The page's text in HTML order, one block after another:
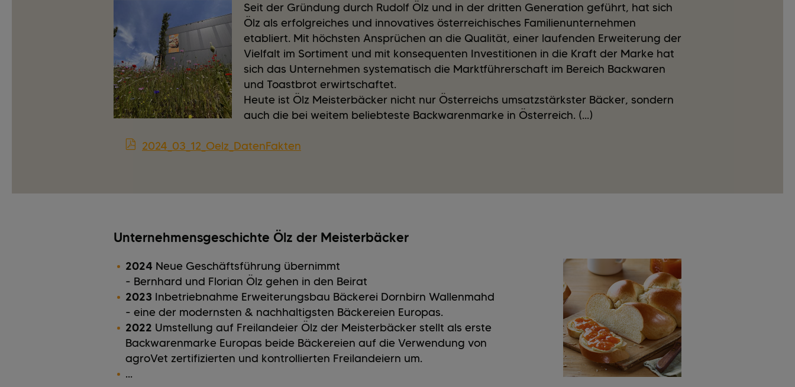
Seit der Gründung durch Rudolf Ölz und in der dritten Generation geführt, hat sich
Ölz als erfolgreiches und innovatives österreichisches Familienunternehmen
etabliert. Mit höchsten Ansprüchen an die Qualität, einer laufenden Erweiterung der
Vielfalt im Sortiment und mit konsequenten Investitionen in die Kraft der Marke hat
sich das Unternehmen systematisch die Marktführerschaft im Bereich Backwaren
und Toastbrot erwirtschaftet.
Heute ist Ölz Meisterbäcker nicht nur Österreichs umsatzstärkster Bäcker, sondern
auch die bei weitem beliebteste Backwarenmarke in Österreich. (...)
2024_03_12_Oelz_DatenFakten
Unternehmensgeschichte Ölz der Meisterbäcker
2024 Neue Geschäftsführung übernimmt
- Bernhard und Florian Ölz gehen in den Beirat
2023 Inbetriebnahme Erweiterungsbau Bäckerei Dornbirn Wallenmahd
- eine der modernsten & nachhaltigsten Bäckereien Europas.
2022 Umstellung auf Freilandeier Ölz der Meisterbäcker stellt als erste
Backwarenmarke Europas beide Bäckereien auf die Verwendung von
agroVet zertifizierten und kontrollierten Freilandeiern um.
...